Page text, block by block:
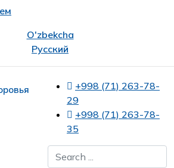
O'zbekcha
Русский
+998 (71) 263-78-
29
+998 (71) 263-78-
35